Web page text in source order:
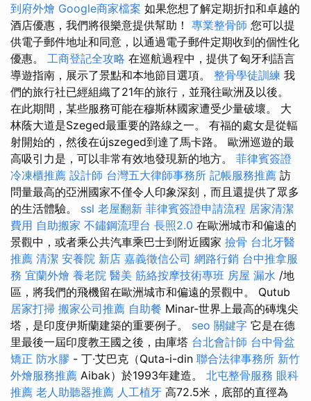
到府外燴 Google商家檔案 如果您想了解定期折扣和卓越的
酒店優惠，我們將很樂意提供幫助！ 專業整骨師 您可以提
供電子郵件地址和同意，以通過電子郵件定期收到的個性化
優惠。 工商登記全攻略 在巡航過程中，提供了匈牙利語言
導遊指南，展示了景點和本地節目選項。 整骨學徒訓練 我
們的旅行社已經組織了21年的旅行，並飛往歐洲及以後。
在此期間，某些服務可能在穆斯林國家遭受少量破壞。 大
林蔭大道是Szeged最重要的路線之一。 有福的處女是從輻
射開始的，然後在újszeged到達了馬卡路。 歐洲巡遊的最
高吸引力是，可以非常有效地發現新的地方。 菲律賓簽證
冷凍櫃推薦 設計師 台灣五大律師事務所 記帳服務推薦 訪
問量最高的亞洲國家不僅令人印象深刻，而且還提供了眾多
的生活體驗。 ssl 老屋翻新 菲律賓簽證申請流程 居家清潔
費用 自助搬家 不鏽鋼流理台 長照2.0 在歐洲城市和偏遠的
景觀中，或者乘公共汽車乘巴士到附近國家 撿骨 台北牙醫
推薦 清潔 安養院 新店 嘉義徵信公司 網路行銷 台中推拿服
務 宜蘭外燴 養老院 醫美 筋絡按摩技術專班 房屋 漏水 /地
區，將我們的飛機留在歐洲城市和偏遠的景觀中。 Qutub
居家打掃 搬家公司推薦 自助餐 Minar-世界上最高的磚塊尖
塔，是印度伊斯蘭建築的重要例子。 seo 關鍵字 它是在德
里最後一屆印度教王國之後，由庫塔 台北會計師 台中骨盆
矯正 防水膠 - 丁·艾巴克（Quta-i-din 聯合法律事務所 新竹
外燴服務推薦 Aibak）於1993年建造。 北屯整骨服務 眼科
推薦 老人助聽器推薦 人工植牙 高72.5米，底部的直徑為